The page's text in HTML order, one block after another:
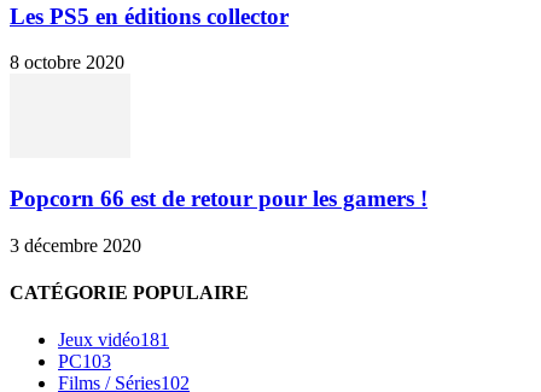
Les PS5 en éditions collector
8 octobre 2020
Popcorn 66 est de retour pour les gamers !
3 décembre 2020
CATÉGORIE POPULAIRE
Jeux vidéo181
PC103
Films / Séries102